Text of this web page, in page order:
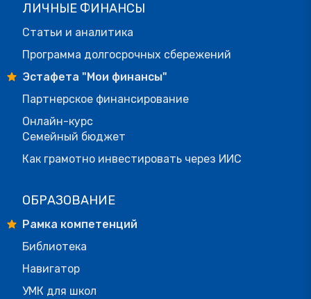
ЛИЧНЫЕ ФИНАНСЫ
Статьи и аналитика
Программа долгосрочных сбережений
Эстафета "Мои финансы"
Партнерское финансирование
Онлайн-курс
Семейный бюджет
Как грамотно инвестировать через ИИС
ОБРАЗОВАНИЕ
Рамка компетенций
Библиотека
Навигатор
УМК для школ